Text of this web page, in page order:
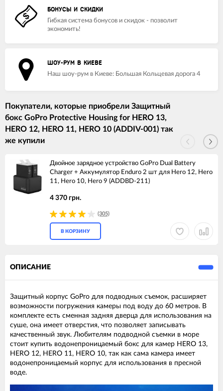
БОНУСЫ И СКИДКИ
Гибкая система бонусов и скидок - позволит
экономить!
ШОУ-РУМ В КИЕВЕ
Наш шоу-рум в Киеве: Большая Кольцевая дорога 4
Покупатели, которые приобрели Защитный
бокс GoPro Protective Housing for HERO 13,
HERO 12, HERO 11, HERO 10 (ADDIV-001) так
же купили
Двойное зарядное устройство GoPro Dual Battery
Charger + Аккумулятор Enduro 2 шт для Hero 12, Hero
11, Hero 10, Hero 9 (ADDBD-211)
4 370 грн.
(305)
В КОРЗИНУ
ОПИСАНИЕ
Защитный корпус GoPro для подводных съемок, расширяет
возможности погружения камеры под воду до 60 метров. В
комплекте есть сменная задняя дверца для использования на
суше, она имеет отверстия, что позволяет записывать
качественный звук. Любителям подводной съемки в море
стоит купить водонепроницаемый бокс для камер HERO 13,
HERO 12, HERO 11, HERO 10, так как сама камера имеет
водонепроницаемый корпус для использования в пресной
воде.